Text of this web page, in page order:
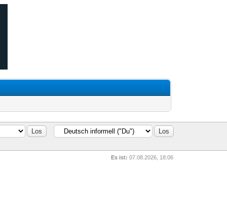
Es ist: 07.08.2026, 18:06